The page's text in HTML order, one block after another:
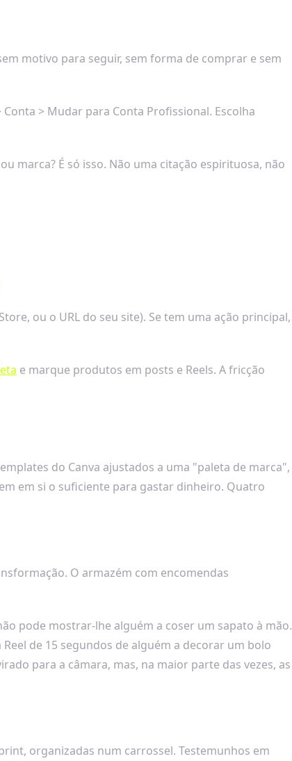
motivo para seguir, sem forma de comprar e sem
> Mudar para Conta Profissional. Escolha
marca? É só isso. Não uma citação espirituosa, não
ou o URL do seu site). Se tem uma ação principal,
e marque produtos em posts e Reels. A fricção
do Canva ajustados a uma "paleta de marca",
em si o suficiente para gastar dinheiro. Quatro
O armazém com encomendas
pode mostrar-lhe alguém a coser um sapato à mão.
de 15 segundos de alguém a decorar um bolo
para a câmara, mas, na maior parte das vezes, as
organizadas num carrossel. Testemunhos em